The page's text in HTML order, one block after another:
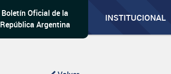
Boletín Oficial de la
República Argentina
INSTITUCIONAL